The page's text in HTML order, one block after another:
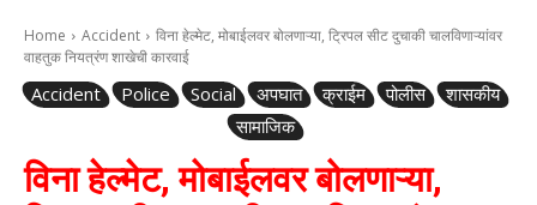
Home Accident
विना हेल्मेट, मोबाईलवर बोलणाऱ्या, ट्रिपल सीट दुचाकी चालविणाऱ्यांवर
वाहतुक नियत्रंण शाखेची कारवाई
Accident Police Social अपघात क्राईम पोलीस
शासकीय
सामाजिक
विना हेल्मेट, मोबाईलवर बोलणाऱ्या,